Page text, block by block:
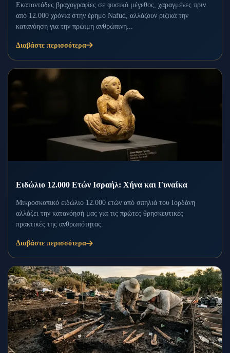
Εκατοντάδες βραχογραφίες σε φυσικό μέγεθος, χαραγμένες πριν
από 12.000 χρόνια στην έρημο Nafud, αλλάζουν ριζικά την
κατανόηση για την πρώιμη ανθρώπινη...
Διαβάστε περισσότερα
Ειδώλιο 12.000 Ετών Ισραήλ: Χήνα και Γυναίκα
Μικροσκοπικό ειδώλιο 12.000 ετών από σπηλιά του Ιορδάνη
αλλάζει την κατανόησή μας για τις πρώτες θρησκευτικές
πρακτικές της ανθρωπότητας.
Διαβάστε περισσότερα